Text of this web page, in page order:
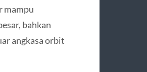
mampu
bahkan
angkasa orbit